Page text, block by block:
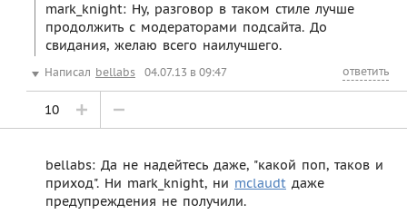
mark_knight: Ну, разговор в таком стиле лучше
продолжить с модераторами подсайта. До
свидания, желаю всего наилучшего.
Написал bellabs 04.07.13 в 09:47 ответить
10
bellabs: Да не надейтесь даже, "какой поп, таков и
приход". Ни mark_knight, ни mclaudt даже
предупреждения не получили.